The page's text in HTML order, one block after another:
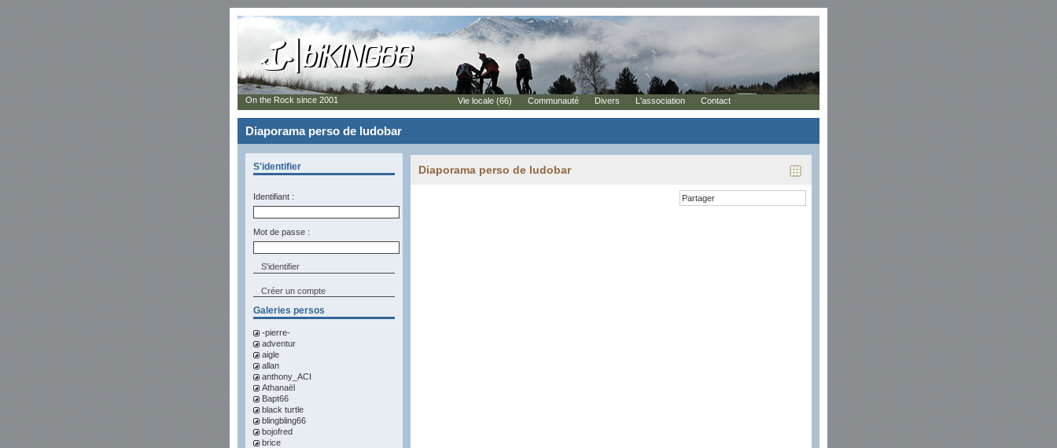
Diaporama perso de ludobar
S'identifier
Identifiant :
Mot de passe :
Créer un compte
Galeries persos
-pierre-
adventur
aigle
allan
anthony_ACI
Athanaël
Bapt66
black turtle
blingbling66
bojofred
brice
Diaporama perso de ludobar
Partager
On the Rock since 2001 Vie locale (66) Communauté Divers L'association Contact